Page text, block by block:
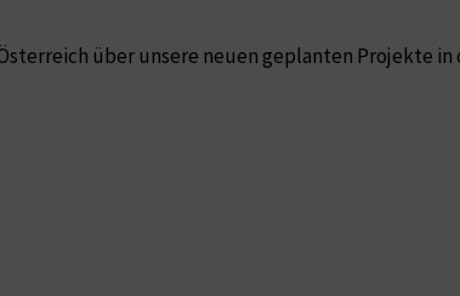
über unsere neuen geplanten Projekte